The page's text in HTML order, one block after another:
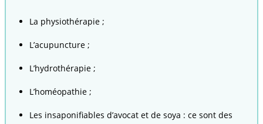
La physiothérapie ;
L’acupuncture ;
L’hydrothérapie ;
L’homéopathie ;
Les insaponifiables d’avocat et de soya : ce sont des